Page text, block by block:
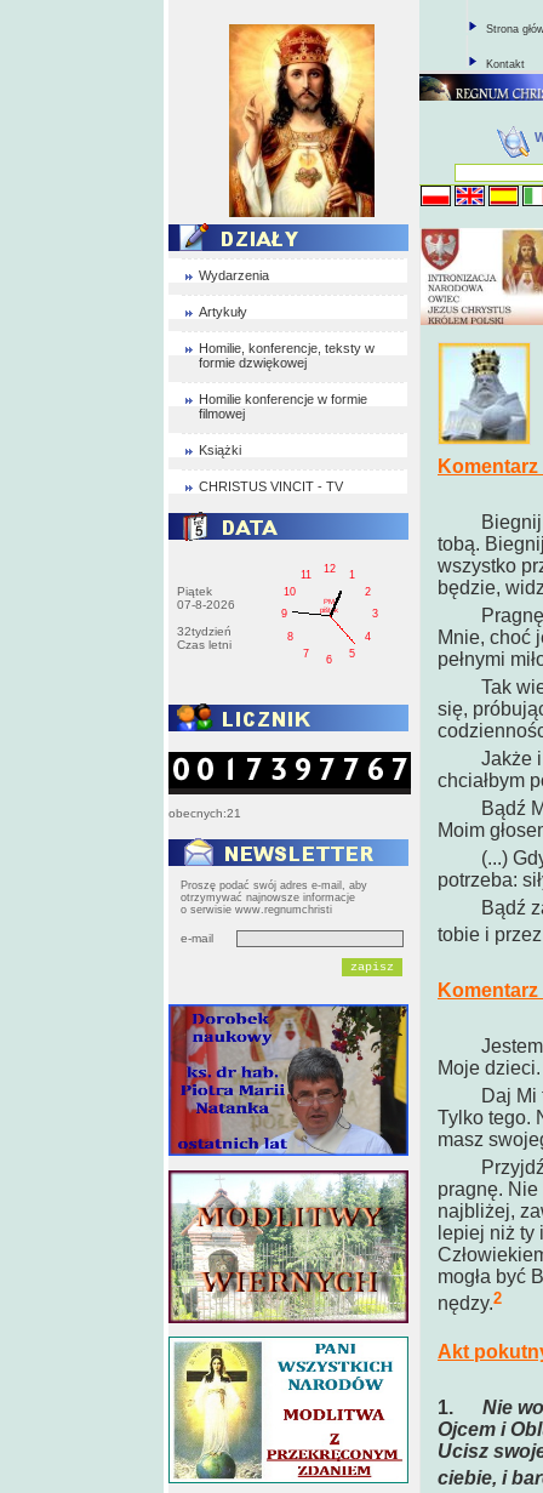
Wydarzenia
Artykuły
Homilie, konferencje, teksty w
formie dzwiękowej
Homilie konferencje w formie
filmowej
Książki
CHRISTUS VINCIT - TV
Piątek
07-8-2026
32tydzień
Czas letni
1
2
3
4
5
6
7
8
9
10
11
12
PM
pištek
obecnych:21
Proszę podać swój adres e-mail, aby
otrzymywać najnowsze informacje
o serwisie www.regnumchristi
e-mail
Strona
Kontakt
Biegnij
tobą.
wszystko
będzie,
Pragnę
Mnie, choć
pełnymi
Tak wielu
się,
Jakże im
chciałbym
Bądź
Moim
(...) Gdy
potrzeba:
Bądź
tobie i
Moje
Daj Mi to
Tylko tego.
masz
Przyjdź i
pragnę.
najbliżej,
lepiej niż ty
mogła być
nędzy.2
Akt
1. Nie
Ojcem i
Ucisz
ciebie, i